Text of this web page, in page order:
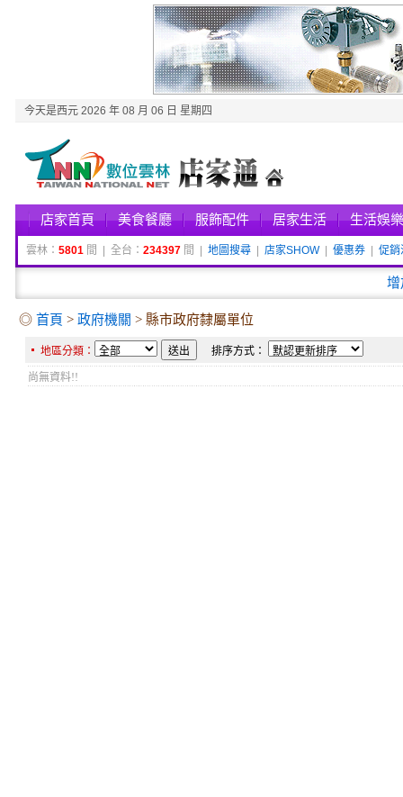
今天是西元 2026 年 08 月 06 日 星期四
店家首頁 美食餐廳 服飾配件 居家生活 生活娛樂
雲林： 5801 間 | 全台： 234397 間 | 地圖搜尋 店家SHOW| 優惠券 促銷
增
◎ 首頁 > 政府機關 > 縣市政府隸屬單位
地區分類： 排序方式：
尚無資料!!